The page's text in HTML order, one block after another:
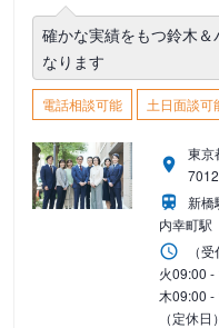
確かな実績をもつ鈴木
なります
電話相談可能 土日面談可
東京
新橋
内幸町駅
（
火09:00 -
木09:00 -
（定休